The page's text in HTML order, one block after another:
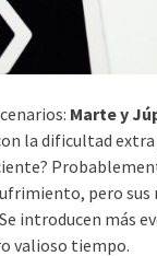
Marte y
la dificultad
pero sus
introducen más
valioso tiempo.